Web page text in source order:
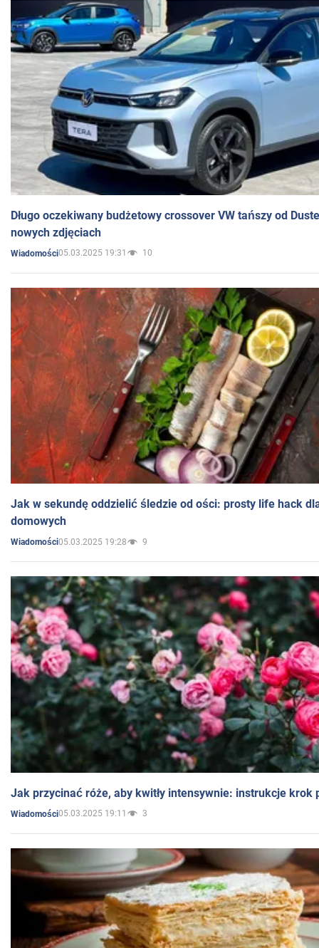
Długo oczekiwany budżetowy crossover VW tańszy od
nowych zdjęciach
Wiadomości05.03.2025 19:31 10
Jak w sekundę oddzielić śledzie od ości: prosty life hack
domowych
Wiadomości05.03.2025 19:28 9
Jak przycinać róże, aby kwitły intensywnie: instrukcje krok
Wiadomości05.03.2025 19:11 3